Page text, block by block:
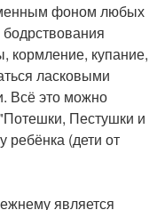
фоном любых
кормление, купание,
ласковыми
Всё это можно
Пестушки и
ребёнка (дети от
является